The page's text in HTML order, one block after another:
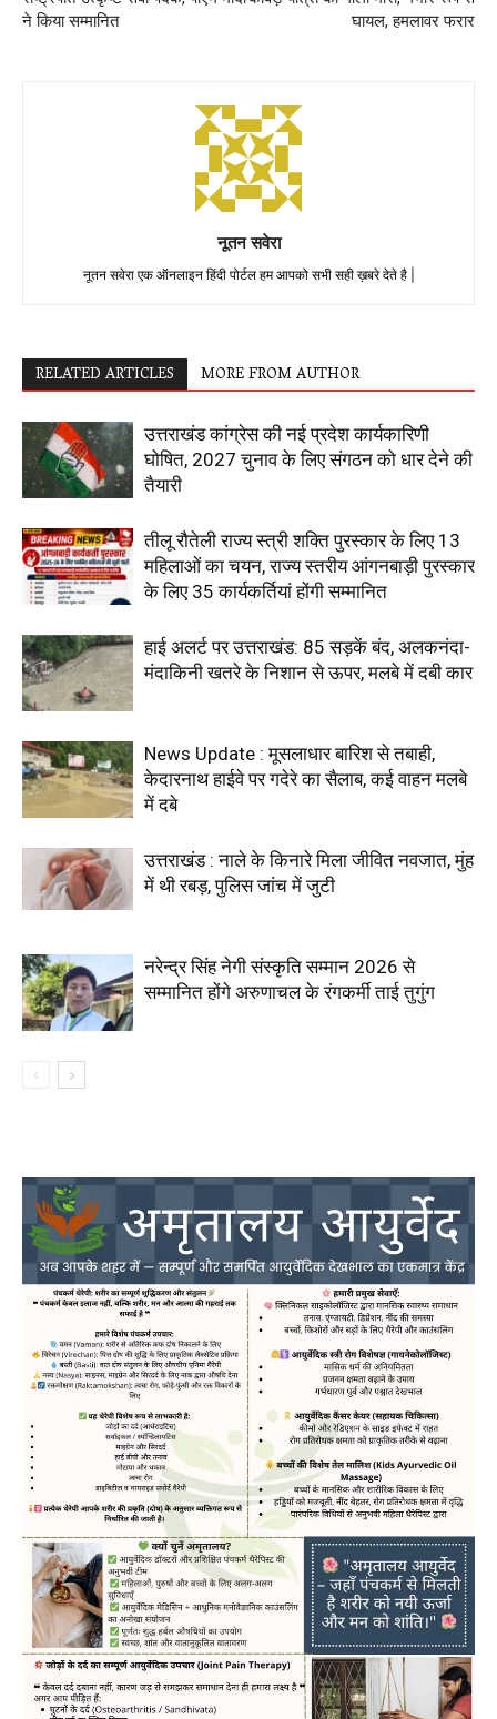
ने किया सम्मानित
घायल, हमलावर फरार
नूतन सवेरा
नूतन सवेरा एक ऑनलाइन हिंदी पोर्टल हम आपको सभी सही ख़बरे देते है |
RELATED ARTICLES MORE FROM AUTHOR
उत्तराखंड कांग्रेस की नई प्रदेश कार्यकारिणी
घोषित, 2027 चुनाव के लिए संगठन को धार देने की
तैयारी
तीलू रौतेली राज्य स्त्री शक्ति पुरस्कार के लिए 13
महिलाओं का चयन, राज्य स्तरीय आंगनबाड़ी पुरस्कार
के लिए 35 कार्यकर्तियां होंगी सम्मानित
हाई अलर्ट पर उत्तराखंड: 85 सड़कें बंद, अलकनंदा-
मंदाकिनी खतरे के निशान से ऊपर, मलबे में दबी कार
News Update : मूसलाधार बारिश से तबाही,
केदारनाथ हाईवे पर गदेरे का सैलाब, कई वाहन मलबे
में दबे
उत्तराखंड : नाले के किनारे मिला जीवित नवजात, मुंह
में थी रबड़, पुलिस जांच में जुटी
नरेन्द्र सिंह नेगी संस्कृति सम्मान 2026 से
सम्मानित होंगे अरुणाचल के रंगकर्मी ताई तुगुंग